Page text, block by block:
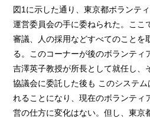
図1に示した通り、東京都ボランテ
運営委員会の手に委ねられた。ここ
審議、人の採用などすべてのことを
る。このコーナーが後のボランティ
吉澤英子教授が所長として就任し、
協議会に委託した後も このシステ
れることになり、現在のボランティ
営の仕方に変化はない。但し、東京